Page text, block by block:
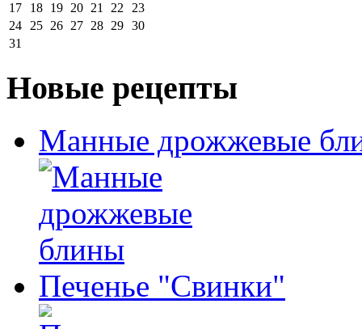
17
18 19 20 21 22 23
24 25 26 27 28 29 30
31
Новые рецепты
Манные дрожжевые
Печенье "Свинки"